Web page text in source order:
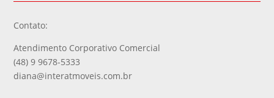
Contato:
Atendimento Corporativo Comercial
(48) 9 9678-5333
diana@interatmoveis.com.br